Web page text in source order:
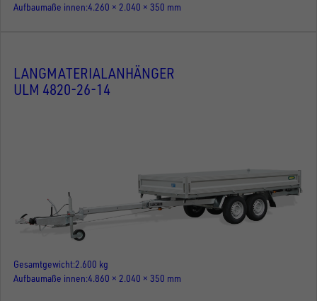
Aufbaumaße innen 4.260 × 2.040 × 350 mm
LANGMATERIALANHÄNGER
ULM 4820-26-14
Gesamtgewicht 2.600 kg
Aufbaumaße innen 4.860 × 2.040 × 350 mm